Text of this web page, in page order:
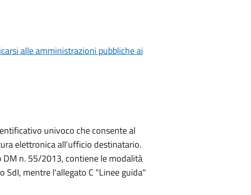
alle amministrazioni pubbliche ai
univoco che consente al
elettronica all'ufficio destinatario.
DM n. 55/2013, contiene le modalità
mentre l'allegato C "Linee guida"